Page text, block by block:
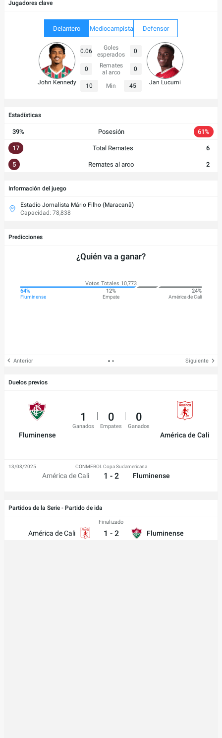
Partidos de la Serie - Partido de ida
América de Cali
Finalizado
1 - 2 Fluminense
Jugadores clave
Delantero Mediocampista Defensor
John Kennedy
0.06
Goles
esperados
0
0
Remates
al arco
0
10 Min 45 Jan Lucumi
Estadísticas
39% Posesión 61%
17 Total Remates 6
5 Remates al arco 2
Información del juego
Estadio Jornalista Mário Filho (Maracanã)
Capacidad: 78,838
Predicciones
¿Quién va a ganar?
Votos Totales 10,773
64%
Fluminense
12%
Empate
24%
América de Cali
Anterior Siguiente
Duelos previos
Fluminense
1
Ganados
0
Empates
0
Ganados
América de Cali
América de Cali
CONMEBOL Copa Sudamericana
1 - 2 Fluminense
13/08/2025